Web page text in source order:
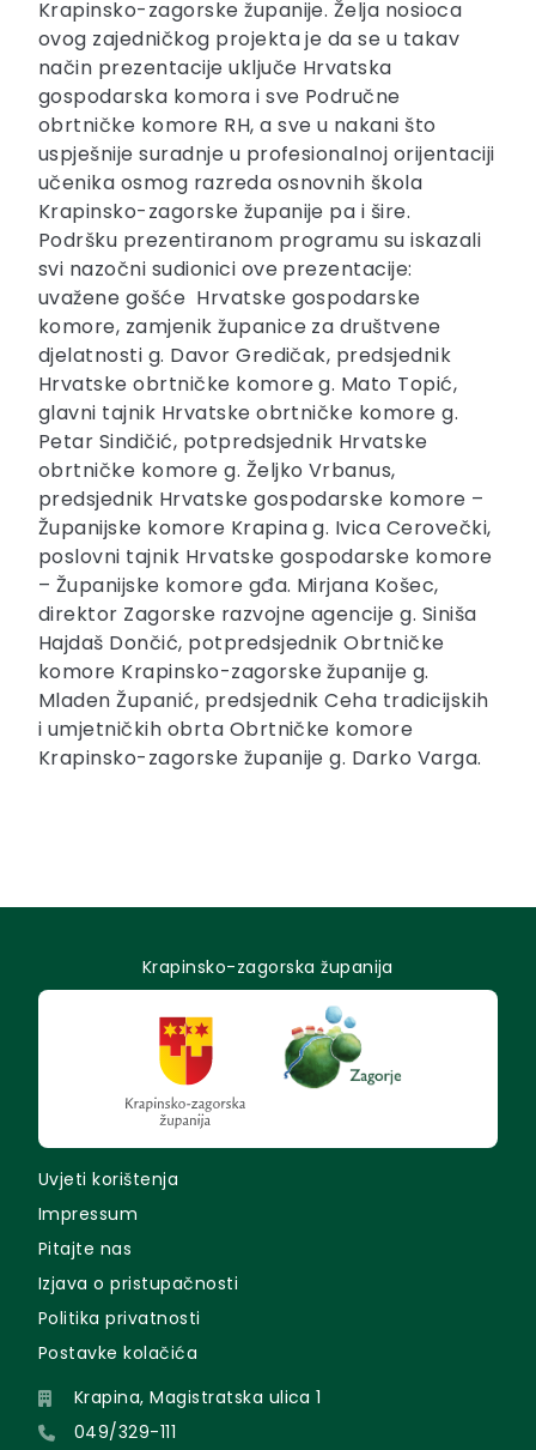
Krapinsko-zagorske županije. Želja nosioca
ovog zajedničkog projekta je da se u takav
način prezentacije uključe Hrvatska
gospodarska komora i sve Područne
obrtničke komore RH, a sve u nakani što
uspješnije suradnje u profesionalnoj orijentaciji
učenika osmog razreda osnovnih škola
Krapinsko-zagorske županije pa i šire.
Podršku prezentiranom programu su iskazali
svi nazočni sudionici ove prezentacije:
uvažene gošće Hrvatske gospodarske
komore, zamjenik županice za društvene
djelatnosti g. Davor Gredičak, predsjednik
Hrvatske obrtničke komore g. Mato Topić,
glavni tajnik Hrvatske obrtničke komore g.
Petar Sindičić, potpredsjednik Hrvatske
obrtničke komore g. Željko Vrbanus,
predsjednik Hrvatske gospodarske komore –
Županijske komore Krapina g. Ivica Cerovečki,
poslovni tajnik Hrvatske gospodarske komore
– Županijske komore gđa. Mirjana Košec,
direktor Zagorske razvojne agencije g. Siniša
Hajdaš Dončić, potpredsjednik Obrtničke
komore Krapinsko-zagorske županije g.
Mladen Županić, predsjednik Ceha tradicijskih
i umjetničkih obrta Obrtničke komore
Krapinsko-zagorske županije g. Darko Varga.
Krapinsko-zagorska županija
Uvjeti korištenja
Impressum
Pitajte nas
Izjava o pristupačnosti
Politika privatnosti
Postavke kolačića
Krapina, Magistratska ulica 1
049/329-111